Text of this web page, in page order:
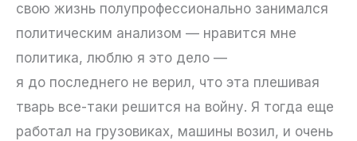
свою жизнь полупрофессионально занимался
политическим анализом — нравится мне
политика, люблю я это дело —
я до последнего не верил, что эта плешивая
тварь все-таки решится на войну. Я тогда еще
работал на грузовиках, машины возил, и очень